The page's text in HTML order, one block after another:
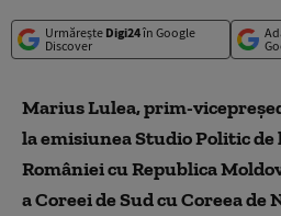
Urmărește Digi24în Google
Discover
Marius Lulea, prim-
la emisiunea Studio Politic
României cu Republica
a Coreei de Sud cu Coreea de